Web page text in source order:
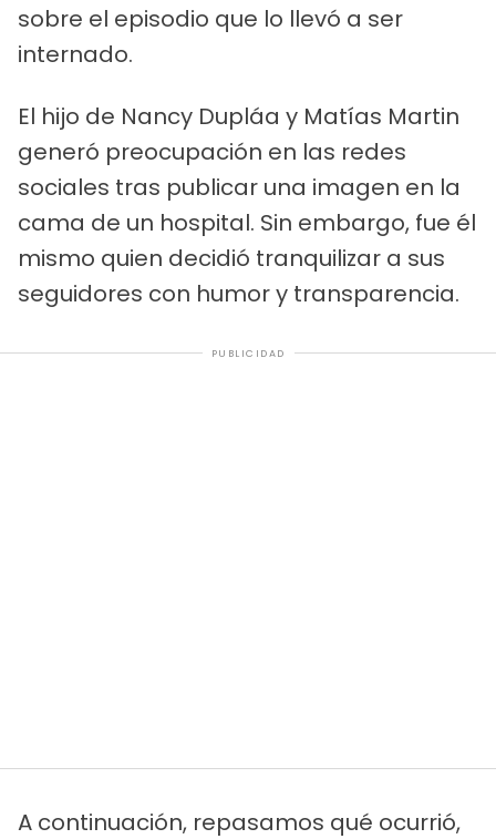
sobre el episodio que lo llevó a ser
internado.
El hijo de Nancy Dupláa y Matías Martin
generó preocupación en las redes
sociales tras publicar una imagen en la
cama de un hospital. Sin embargo, fue él
mismo quien decidió tranquilizar a sus
seguidores con humor y transparencia.
PUBLICIDAD
A continuación, repasamos qué ocurrió,